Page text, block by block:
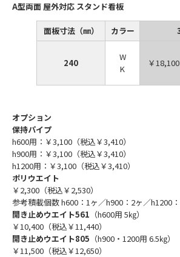
A型両面 屋外対応 スタンド看板
面板寸法（㎜） カラー
240
W
K
￥
オプション
保持パイプ
h600用：￥3,100（税込￥3,410）
h900用：￥3,100（税込￥3,410）
h1200用：￥3,100（税込￥3,410）
ポリウエイト
￥2,300（税込￥2,530）
参考積載個数 h600：1ヶ／h900：2ヶ／h1200
開き止めウエイト561 （h600用 5㎏）
￥10,400（税込￥11,440）
開き止めウエイト805 （h900・1200用 6.5㎏）
￥11,500（税込￥12,650）